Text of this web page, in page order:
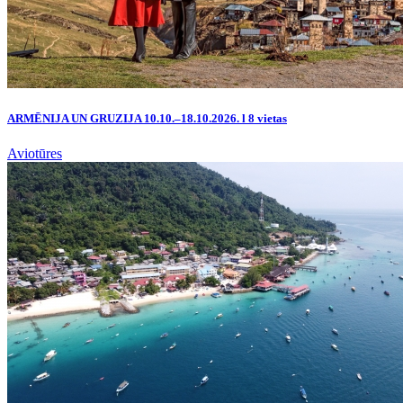
ARMĒNIJA UN GRUZIJA 10.10.–18.10.2026. l 8 vietas
Aviotūres